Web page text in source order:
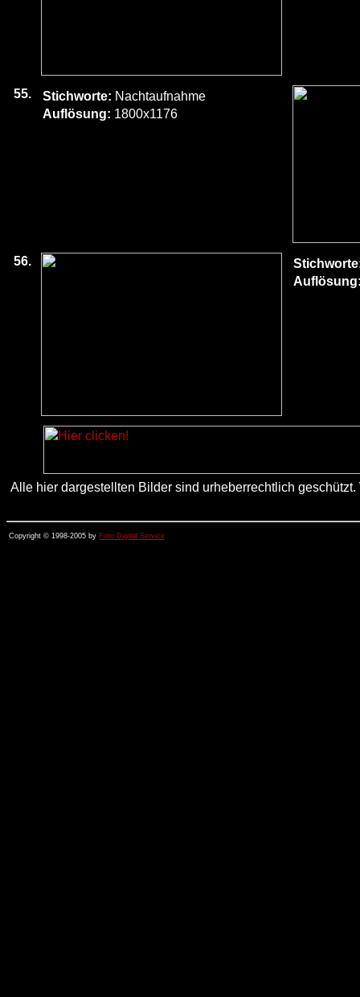
55. Stichworte: Nachtaufnahme
Auflösung: 1800x1176
56.
Alle hier dargestellten Bilder sind urheberrechtlich
Copyright © 1998-2005 by Foto Digital Service